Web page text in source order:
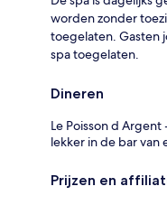
worden zonder
toegelaten. Gasten
spa toegelaten.
Dineren
Le Poisson d
lekker in de bar van
Prijzen en